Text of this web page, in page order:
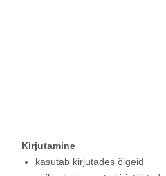
Kirjutamine
kasutab kirjutades õigeid